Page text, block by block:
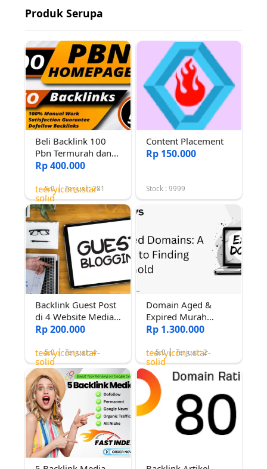
Produk Serupa
Beli Backlink 100
Pbn Termurah dan
Efektive
Rp 400.000
teenyicons:star-
solid
5.0 Terjual : 281
Content Placement
Rp 150.000
Stock : 9999
Backlink Guest Post
di 4 Website Media
Berita Bertrafik
Rp 200.000
teenyicons:star-
solid
5.0 Terjual : 4
Domain Aged &
Expired Murah
Langsung Kirim
Rp 1.300.000
teenyicons:star-
solid
5.0 Terjual : 2